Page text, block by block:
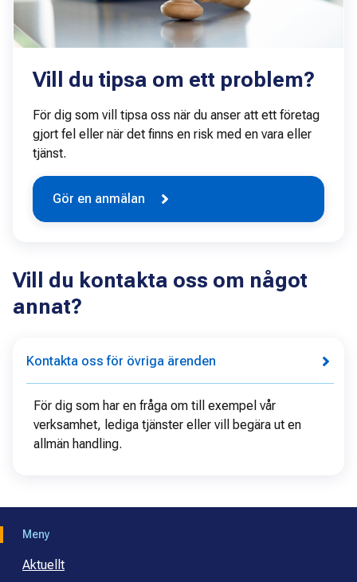
Vill du tipsa om ett problem?
För dig som vill tipsa oss när du anser att ett företag
gjort fel eller när det finns en risk med en vara eller
tjänst.
Gör en anmälan
Vill du kontakta oss om något
annat?
Kontakta oss för övriga ärenden
För dig som har en fråga om till exempel vår
verksamhet, lediga tjänster eller vill begära ut en
allmän handling.
Meny
Aktuellt